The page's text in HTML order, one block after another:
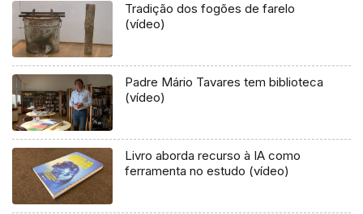
Tradição dos fogões de farelo
(vídeo)
Padre Mário Tavares tem biblioteca
(vídeo)
Livro aborda recurso à IA como
ferramenta no estudo (vídeo)